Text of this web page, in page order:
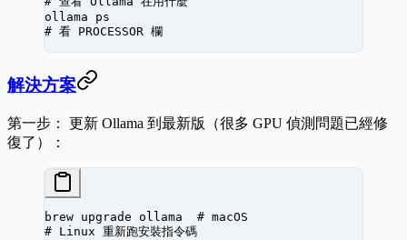
ollama ps
# 看 PROCESSOR 欄
解決方案
第一步：
更新 Ollama 到最新版（很多 GPU 偵測問題已經修
復了）：
brew upgrade ollama
  # macOS
# Linux 重新跑安裝指令碼